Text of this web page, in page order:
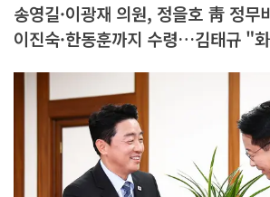
송영길·이광재 의원, 정을호 靑 정무
이진숙·한동훈까지 수령…김태규 "